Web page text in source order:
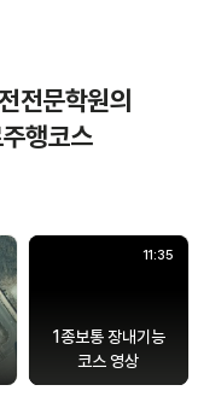
전문학원의
행코스
11:35
1종보통 장내기능
코스 영상